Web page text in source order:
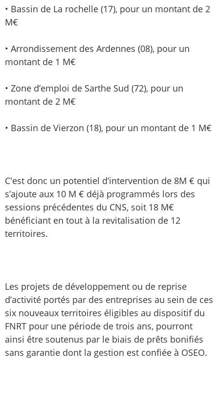
• Bassin de La rochelle (17), pour un montant de 2
M€
• Arrondissement des Ardennes (08), pour un
montant de 1 M€
• Zone d’emploi de Sarthe Sud (72), pour un
montant de 2 M€
• Bassin de Vierzon (18), pour un montant de 1 M€
C'est donc un potentiel d’intervention de 8M € qui
s’ajoute aux 10 M € déjà programmés lors des
sessions précédentes du CNS, soit 18 M€
bénéficiant en tout à la revitalisation de 12
territoires.
Les projets de développement ou de reprise
d’activité portés par des entreprises au sein de ces
six nouveaux territoires éligibles au dispositif du
FNRT pour une période de trois ans, pourront
ainsi être soutenus par le biais de prêts bonifiés
sans garantie dont la gestion est confiée à OSEO.